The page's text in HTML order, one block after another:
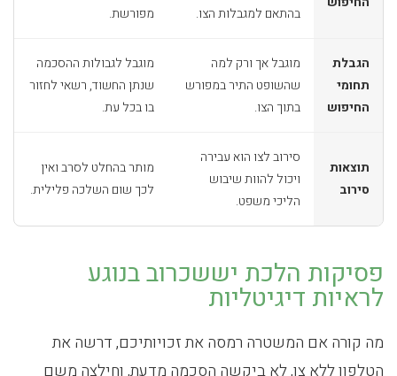
בהתאם למגבלות הצו.
מפורשת.
הגבלת
תחומי
החיפוש
מוגבל אך ורק למה
שהשופט התיר במפורש
בתוך הצו.
מוגבל לגבולות ההסכמה
שנתן החשוד, רשאי לחזור
בו בכל עת.
תוצאות
סירוב
סירוב לצו הוא עבירה
ויכול להוות שיבוש
הליכי משפט.
מותר בהחלט לסרב ואין
לכך שום השלכה פלילית.
פסיקות הלכת יששכרוב בנוגע
לראיות דיגיטליות
מה קורה אם המשטרה רמסה את זכויותיכם, דרשה את
הטלפון ללא צו, לא ביקשה הסכמה מדעת, וחילצה משם